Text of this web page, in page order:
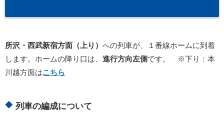
所沢・西武新宿方面（上り） への列車が、１番線ホームに到着
します。ホームの降り口は、 進行方向左側です。 ※下り：本
川越方面はこちら
列車の編成について